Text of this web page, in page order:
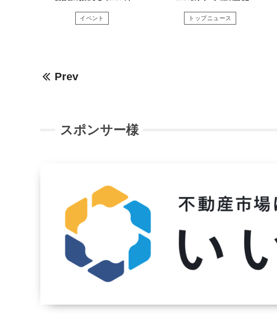
イベント トップニュース
Prev
スポンサー様